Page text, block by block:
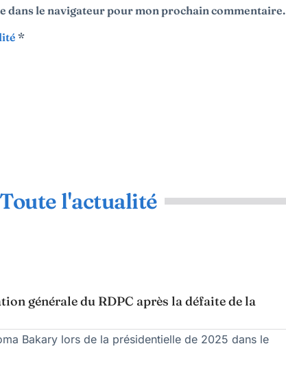
dans le navigateur pour mon prochain commentaire.
*
Toute l'actualité
générale du RDPC après la défaite de la
Bakary lors de la présidentielle de 2025 dans le